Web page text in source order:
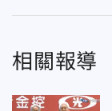
相關報導